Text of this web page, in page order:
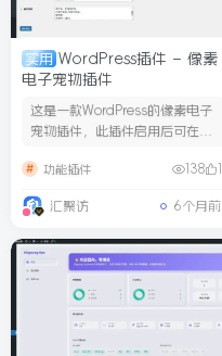
实用 WordPress插件 – 像素
电子宠物插件
这是一款WordPress的像素电子
宠物插件，此插件启用后可在网
功能插件 138
汇聚访 6个月前